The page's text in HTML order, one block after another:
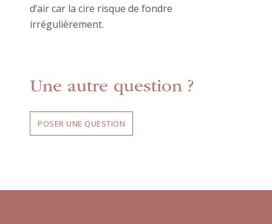
d’air car la cire risque de fondre
irrégulièrement.
Une autre question ?
POSER UNE QUESTION